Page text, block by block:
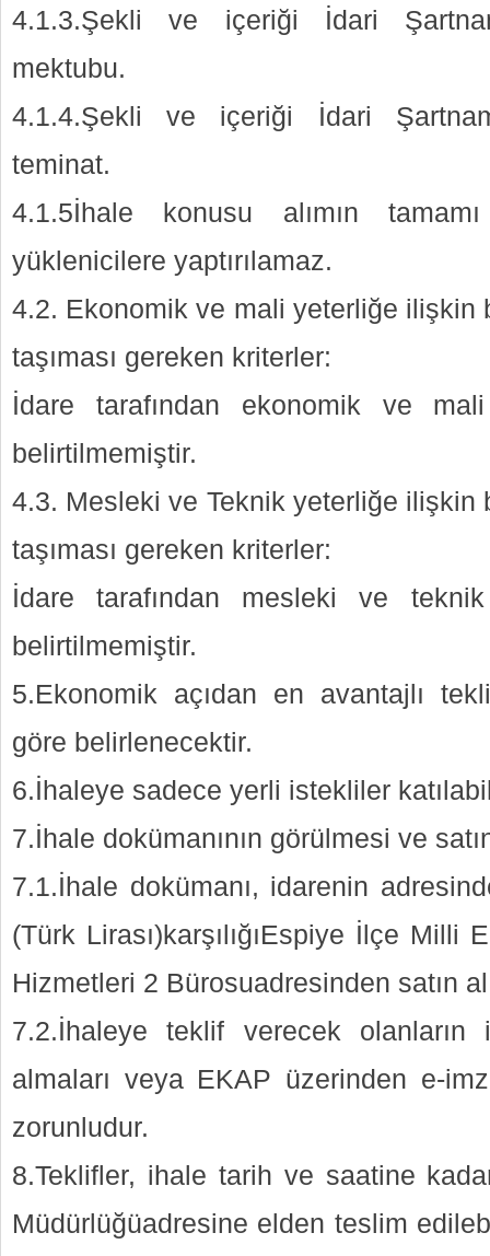
4.1.3.Şekli ve içeriği İdari
mektubu.
4.1.4.Şekli ve içeriği İdari
teminat.
4.1.5İhale konusu alımın
yüklenicilere yaptırılamaz.
4.2. Ekonomik ve mali yeterliğe ilişkin
taşıması gereken kriterler:
İdare tarafından ekonomik ve
belirtilmemiştir.
4.3. Mesleki ve Teknik yeterliğe ilişkin
taşıması gereken kriterler:
İdare tarafından mesleki ve
belirtilmemiştir.
5.Ekonomik açıdan en avantajlı
göre belirlenecektir.
6.İhaleye sadece yerli istekliler
7.İhale dokümanının görülmesi ve
7.1.İhale dokümanı, idarenin
(Türk Lirası)karşılığıEspiye İlçe Milli
Hizmetleri 2 Bürosuadresinden satın
7.2.İhaleye teklif verecek olanların
almaları veya EKAP üzerinden e-
zorunludur.
8.Teklifler, ihale tarih ve saatine
Müdürlüğüadresine elden teslim